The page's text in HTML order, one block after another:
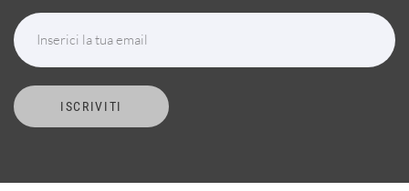
Inserici la tua email
ISCRIVITI